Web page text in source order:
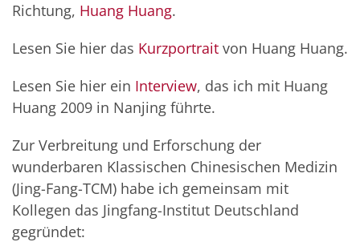
Richtung, Huang Huang.
Lesen Sie hier das Kurzportrait von Huang Huang.
Lesen Sie hier ein Interview, das ich mit Huang
Huang 2009 in Nanjing führte.
Zur Verbreitung und Erforschung der
wunderbaren Klassischen Chinesischen Medizin
(Jing-Fang-TCM) habe ich gemeinsam mit
Kollegen das Jingfang-Institut Deutschland
gegründet: